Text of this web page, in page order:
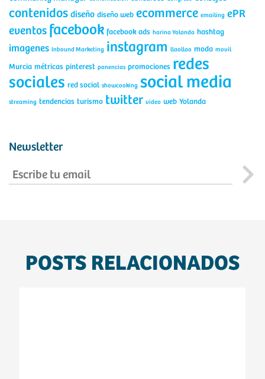
contenidos diseño diseño web ecommerce emailing ePR
eventos facebook facebook ads harina Yolanda hashtag
imagenes Inbound Marketing instagram llaollao moda movil
Murcia métricas pinterest ponencias promociones redes
sociales red social showcooking social media
streaming tendencias turismo twitter video web Yolanda
Newsletter
POSTS RELACIONADOS